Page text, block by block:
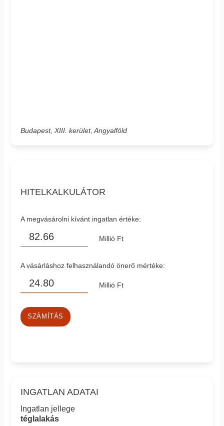
Budapest, XIII. kerület, Angyalföld
HITELKALKULÁTOR
A megvásárolni kívánt ingatlan értéke:
Millió Ft
A vásárláshoz felhasználandó önerő mértéke:
Millió Ft
SZÁMÍTÁS
INGATLAN ADATAI
Ingatlan jellege
téglalakás